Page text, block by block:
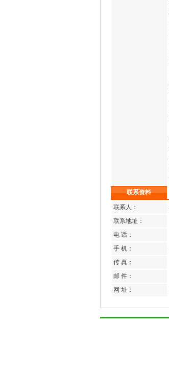
联系资料
联系人：
联系地址：
电 话：
手 机：
传 真：
邮 件：
网 址：